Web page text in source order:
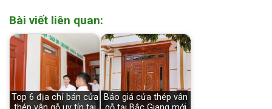
Bài viết liên quan:
Top 6 địa chỉ bán cửa
Báo giá cửa thép vân